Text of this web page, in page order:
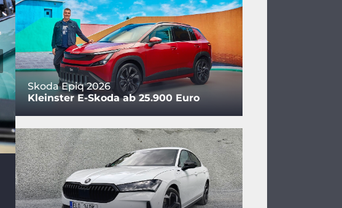
Skoda Epiq 2026
Kleinster E-Skoda ab 25.900 Euro